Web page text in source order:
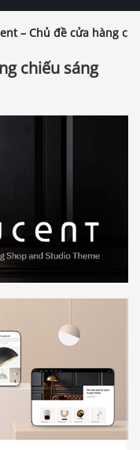
– Chủ đề cửa hàng
chiếu sáng